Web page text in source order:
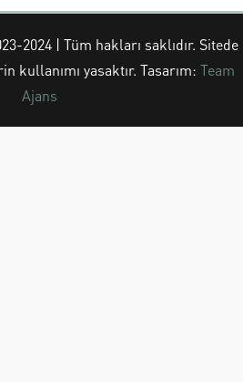
2024 | Tüm hakları saklıdır. Sitede
kullanımı yasaktır. Tasarım: Team
Ajans